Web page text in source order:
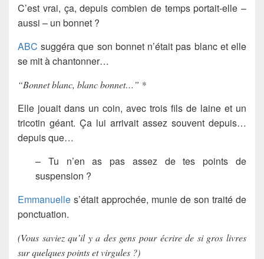
C’est vrai, ça, depuis combien de temps portait-elle –
aussi – un bonnet ?
ABC suggéra que son bonnet n’était pas blanc et elle
se mit à chantonner…
“Bonnet blanc, blanc bonnet…” *
Elle jouait dans un coin, avec trois fils de laine et un
tricotin géant. Ça lui arrivait assez souvent depuis…
depuis que…
– Tu n’en as pas assez de tes points de
suspension ?
Emmanuelle s’était approchée, munie de son traité de
ponctuation.
(Vous saviez qu’il y a des gens pour écrire de si gros livres
sur quelques points et virgules ?)